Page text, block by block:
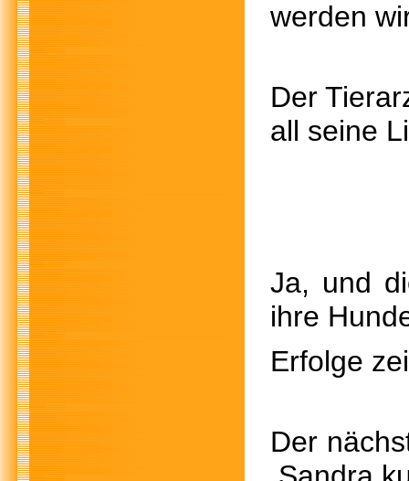
werden
Der
all seine
Ja, und
ihre
Erfolge
Der